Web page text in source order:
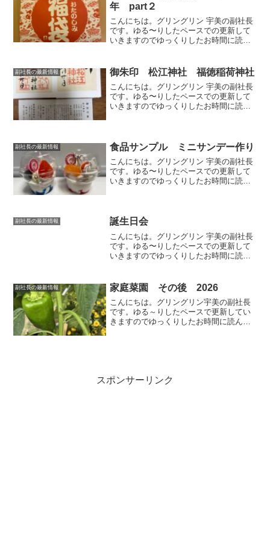
年 part２
こんにちは。グリングリン 宇美の副社長
です。ゆる〜りしたペースでの更新して
いきますのでゆっくりしたお時間に読ん
ナツ ミスタードーナツさん 2,200円
（税込み）の...
副社長の最新情報 御朱印 松江神社 福徳稲荷神社
こんにちは。グリングリン 宇美の副社長
です。ゆる〜りしたペースでの更新して
いきますのでゆっくりしたお時間に読ん
御朱印の記録です。松江...
副社長の最新情報 食品サンプル ミニサンデー作り
こんにちは。グリングリン 宇美の副社長
です。ゆる〜りしたペースでの更新して
いきますのでゆっくりしたお時間に読ん
だいたサンプルriki...
副社長の最新情報 誕生日会
こんにちは。グリングリン 宇美の副社長
です。ゆる〜りしたペースでの更新して
いきますのでゆっくりしたお時間に読ん
誕生日に犬用のケーキでお祝いしていま
す。イオンペットで購入...
副社長の最新情報 家庭菜園 その後 2026
こんにちは。グリングリン宇美の副社長
です。ゆる～りしたペースで更新してい
きますのでゆっくりしたお時間に読んで
スポンサーリンク